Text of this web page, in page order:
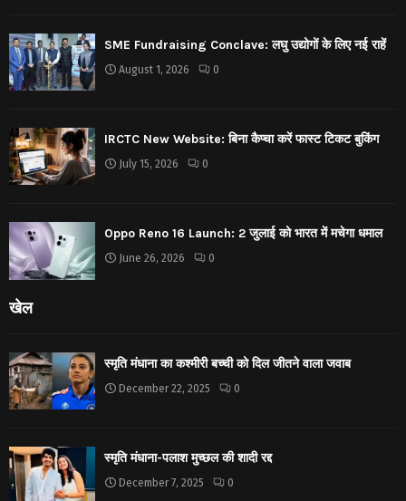
SME Fundraising Conclave: लघु उद्योगों के लिए नई राहें
August 1, 2026 0
IRCTC New Website: बिना कैप्चा करें फास्ट टिकट बुकिंग
July 15, 2026 0
Oppo Reno 16 Launch: 2 जुलाई को भारत में मचेगा धमाल
June 26, 2026 0
खेल
स्मृति मंधाना का कश्मीरी बच्ची को दिल जीतने वाला जवाब
December 22, 2025 0
स्मृति मंधाना-पलाश मुच्छल की शादी रद्द
December 7, 2025 0